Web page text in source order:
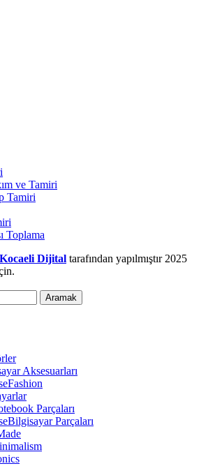
ve Tamiri
Tamiri
Toplama
Kocaeli Dijital tarafından yapılmıştır 2025
Aramak
Aksesuarları
Fashion
Parçaları
Bilgisayar Parçaları